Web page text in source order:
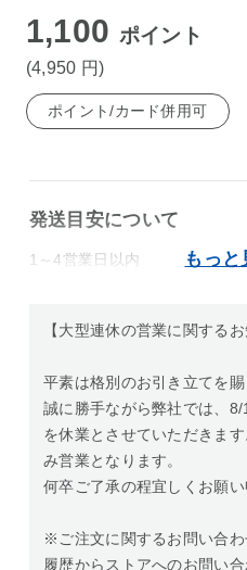
1,100 ポイント
(4,950 円)
ポイント/カード併用可
発送目安について
1～4営業日以内
【大型連休の営業に関するお
平素は格別のお引き立てを
誠に勝手ながら弊社では、
を休業とさせていただきま
み営業となります。
何卒ご了承の程宜しくお願い
※ご注文に関するお問い合
履歴からストアへのお問い